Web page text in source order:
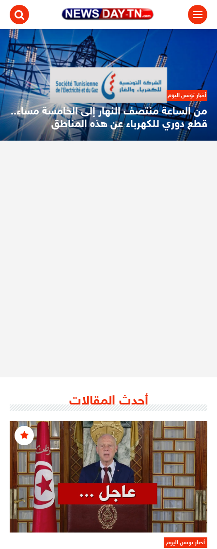
إلى الخامسة مساء..
هذه المناطق
(الستاغ) بأنّه قد يتمّ اللجوء إلى القطع
رياضة
سحب رزنامة بطولة
من خلال البلاغ الموجود في
أحدث المقالات
أخبار تونس اليوم